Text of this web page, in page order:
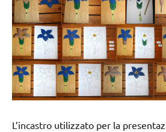
L’incastro utilizzato per la